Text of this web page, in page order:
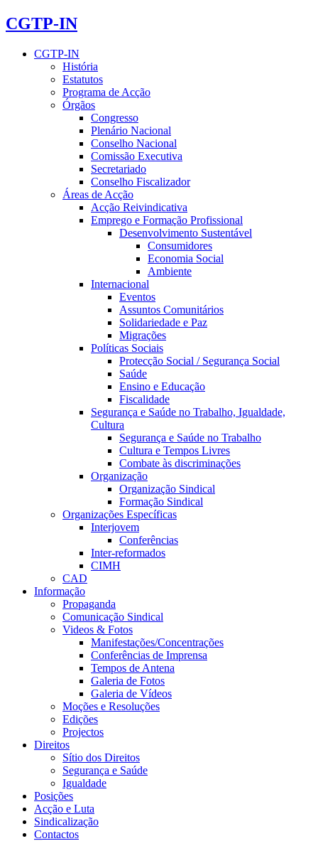
CGTP-IN
CGTP-IN
História
Estatutos
Programa de Acção
Órgãos
Congresso
Plenário Nacional
Conselho Nacional
Comissão Executiva
Secretariado
Conselho Fiscalizador
Áreas de Acção
Acção Reivindicativa
Emprego e Formação Profissional
Desenvolvimento Sustentável
Consumidores
Economia Social
Ambiente
Internacional
Eventos
Assuntos Comunitários
Solidariedade e Paz
Migrações
Políticas Sociais
Protecção Social / Segurança Social
Saúde
Ensino e Educação
Fiscalidade
Segurança e Saúde no Trabalho, Igualdade,
Cultura
Segurança e Saúde no Trabalho
Cultura e Tempos Livres
Combate às discriminações
Organização
Organização Sindical
Formação Sindical
Organizações Específicas
Interjovem
Conferências
Inter-reformados
CIMH
CAD
Informação
Propaganda
Comunicação Sindical
Videos & Fotos
Manifestações/Concentrações
Conferências de Imprensa
Tempos de Antena
Galeria de Fotos
Galeria de Vídeos
Moções e Resoluções
Edições
Projectos
Direitos
Sítio dos Direitos
Segurança e Saúde
Igualdade
Posições
Acção e Luta
Sindicalização
Contactos